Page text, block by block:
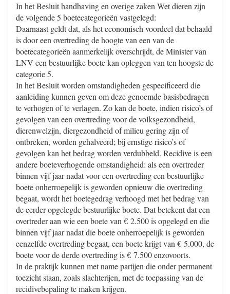
In het Besluit handhaving en overige zaken Wet dieren zijn
de volgende 5 boetecategorieën vastgelegd:
Daarnaast geldt dat, als het economisch voordeel dat behaald
is door een overtreding de hoogte van een van de
boetecategorieën aanmerkelijk overschrijdt, de Minister van
LNV een bestuurlijke boete kan opleggen van ten hoogste de
categorie 5.
In het Besluit worden omstandigheden gespecificeerd die
aanleiding kunnen geven om deze genoemde basisbedragen
te verhogen of te verlagen. Zo kan de boete, indien risico’s of
gevolgen van een overtreding voor de volksgezondheid,
dierenwelzijn, diergezondheid of milieu gering zijn of
ontbreken, worden gehalveerd; bij ernstige risico’s of
gevolgen kan het bedrag worden verdubbeld. Recidive is een
andere boeteverhogende omstandigheid: als een overtreder
binnen vijf jaar nadat voor een overtreding een bestuurlijke
boete onherroepelijk is geworden opnieuw die overtreding
begaat, wordt het boetegedrag verhoogd met het bedrag van
de eerder opgelegde bestuurlijke boete. Dat betekent dat een
overtreder aan wie een boete van € 2.500 is opgelegd en die
binnen vijf jaar nadat die boete onherroepelijk is geworden
eenzelfde overtreding begaat, een boete krijgt van € 5.000, de
boete voor de derde overtreding is € 7.500 enzovoorts.
In de praktijk kunnen met name partijen die onder permanent
toezicht staan, zoals slachterijen, met de toepassing van de
recidivebepaling te maken krijgen.